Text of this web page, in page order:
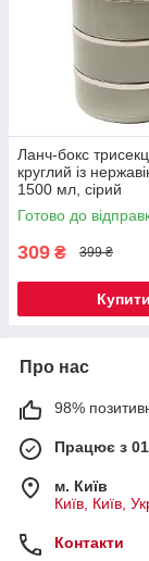
Ланч-бокс
круглий із
1500 мл, сірий
Готово до
309 ₴ 399 ₴
Купити
Про нас
98%
Працює з
м. Київ
Київ, Київ,
Контакти